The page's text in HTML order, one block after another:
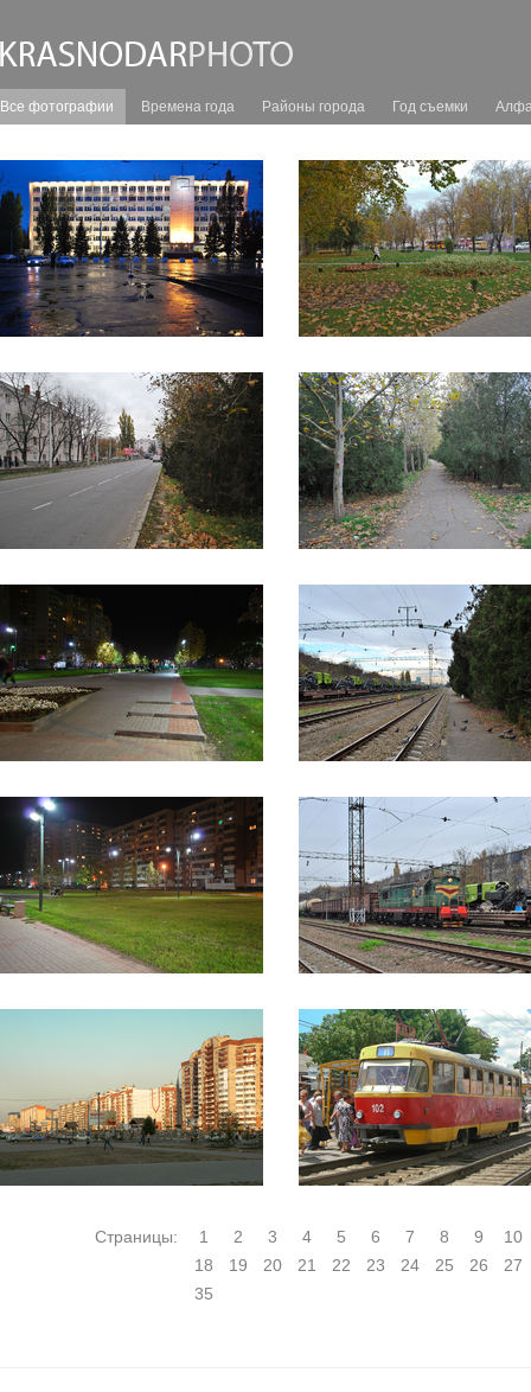
Все фотографии Времена года Районы города Год съемки
Страницы: 1 2 3 4 5 6 7 8 9
10
18
19 20 21 22 23 24 25 26
27
35